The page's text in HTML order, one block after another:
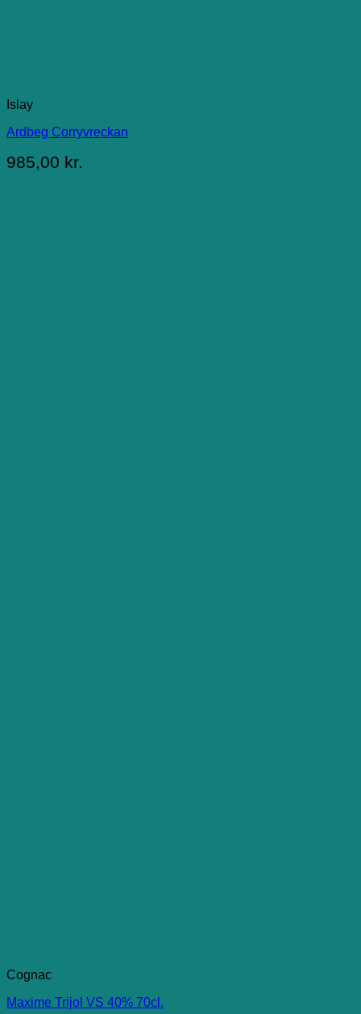
Islay
Ardbeg Corryvreckan
985,00 kr.
Cognac
Maxime Trijol VS 40% 70cl.